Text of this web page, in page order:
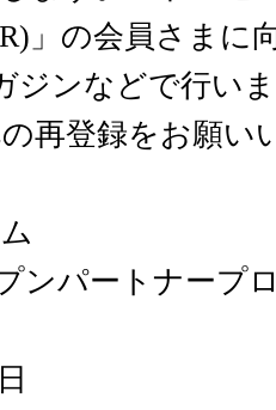
」の会員さまに
ジンなどで行い
の再登録をお願い
ンパートナープ